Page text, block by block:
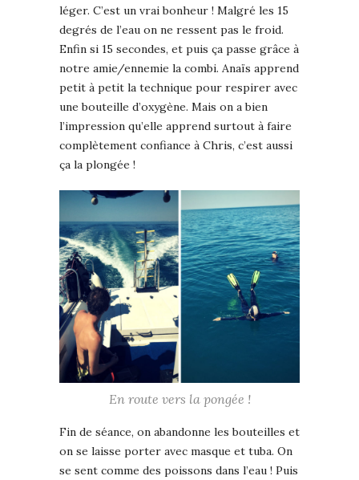
léger. C’est un vrai bonheur ! Malgré les 15
degrés de l’eau on ne ressent pas le froid.
Enfin si 15 secondes, et puis ça passe grâce à
notre amie/ennemie la combi. Anaïs apprend
petit à petit la technique pour respirer avec
une bouteille d’oxygène. Mais on a bien
l’impression qu’elle apprend surtout à faire
complètement confiance à Chris, c’est aussi
ça la plongée !
En route vers la pongée !
Fin de séance, on abandonne les bouteilles et
on se laisse porter avec masque et tuba. On
se sent comme des poissons dans l’eau ! Puis